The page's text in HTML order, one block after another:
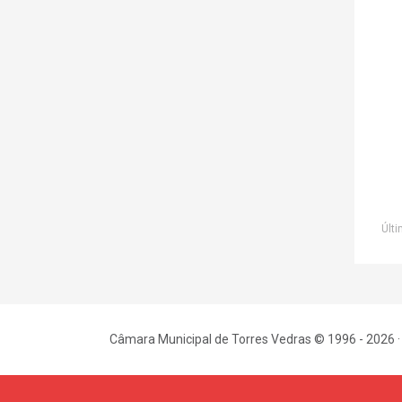
Câmara Municipal de Torres Vedras © 1996 - 2026